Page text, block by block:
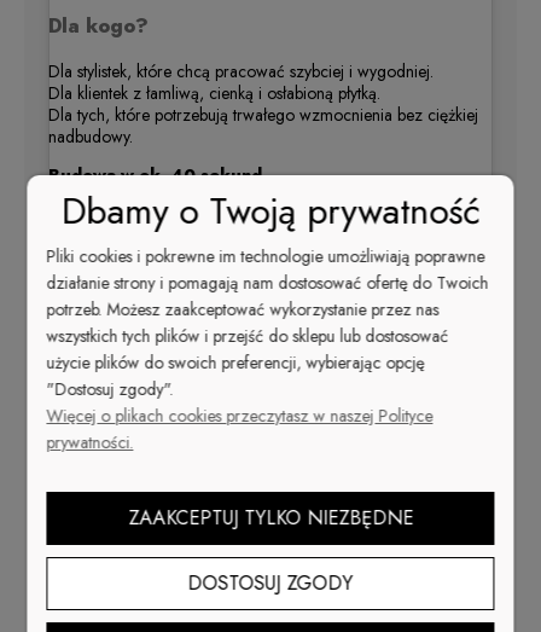
Dla kogo?
Dla stylistek, które chcą pracować szybciej i wygodniej.
Dla klientek z łamliwą, cienką i osłabioną płytką.
Dla tych, które potrzebują trwałego wzmocnienia bez ciężkiej
nadbudowy.
Budowa w ok. 40 sekund.
Mniej kroków. Więcej czasu. Większy zysk.
Wyświetl ten post na Instagramie
Dbamy o Twoją prywatność
Pliki cookies i pokrewne im technologie umożliwiają poprawne
działanie strony i pomagają nam dostosować ofertę do Twoich
potrzeb. Możesz zaakceptować wykorzystanie przez nas
wszystkich tych plików i przejść do sklepu lub dostosować
użycie plików do swoich preferencji, wybierając opcję
"Dostosuj zgody".
Więcej o plikach cookies przeczytasz w naszej Polityce
prywatności.
ZAAKCEPTUJ TYLKO NIEZBĘDNE
DOSTOSUJ ZGODY